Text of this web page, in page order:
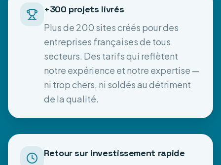
+300 projets livrés
Plus de 200 sites créés pour des
entreprises françaises de tous
secteurs. Des tarifs qui reflètent
notre expérience et notre expertise —
ni trop chers, ni soldés au détriment
de la qualité.
Retour sur investissement rapide